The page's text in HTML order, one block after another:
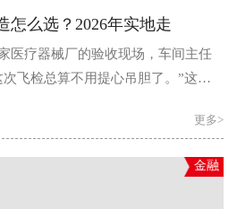
怎么选？2026年实地走
医疗器械厂的验收现场，车间主任
飞检总算不用提心吊胆了。”这家
完，八...
更多>
金融